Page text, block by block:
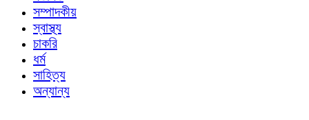
সম্পাদকীয়
স্বাস্থ্য
চাকরি
ধর্ম
সাহিত্য
অন্যান্য